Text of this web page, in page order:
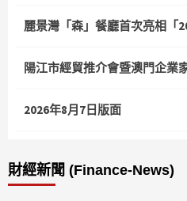
麗景灣「森」餐廳首次亮相「
陽江市經貿推介會暨澳門企業
2026年8月7日版面
財經新聞 (Finance-News)